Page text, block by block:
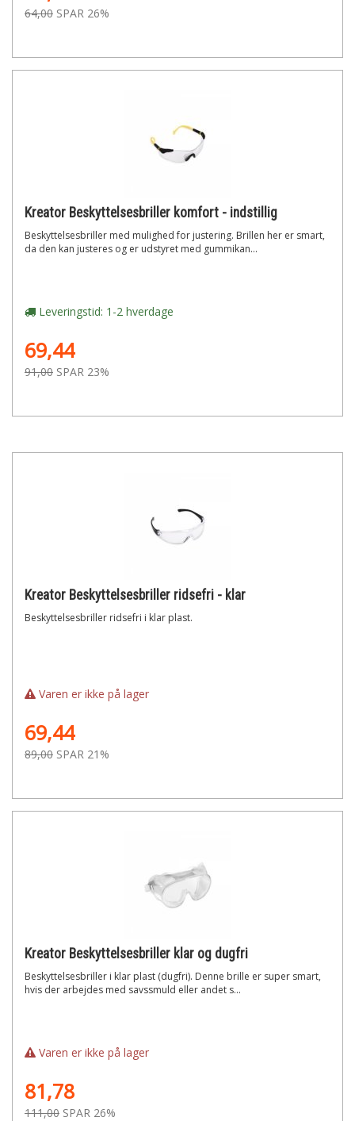
64,00 SPAR 26%
Kreator Beskyttelsesbriller komfort - indstillig
Beskyttelsesbriller med mulighed for justering. Brillen her er smart,
da den kan justeres og er udstyret med gummikan...
Leveringstid: 1-2 hverdage
69,44
91,00 SPAR 23%
Kreator Beskyttelsesbriller ridsefri - klar
Beskyttelsesbriller ridsefri i klar plast.
Varen er ikke på lager
69,44
89,00 SPAR 21%
Kreator Beskyttelsesbriller klar og dugfri
Beskyttelsesbriller i klar plast (dugfri). Denne brille er super smart,
hvis der arbejdes med savssmuld eller andet s...
Varen er ikke på lager
81,78
111,00 SPAR 26%